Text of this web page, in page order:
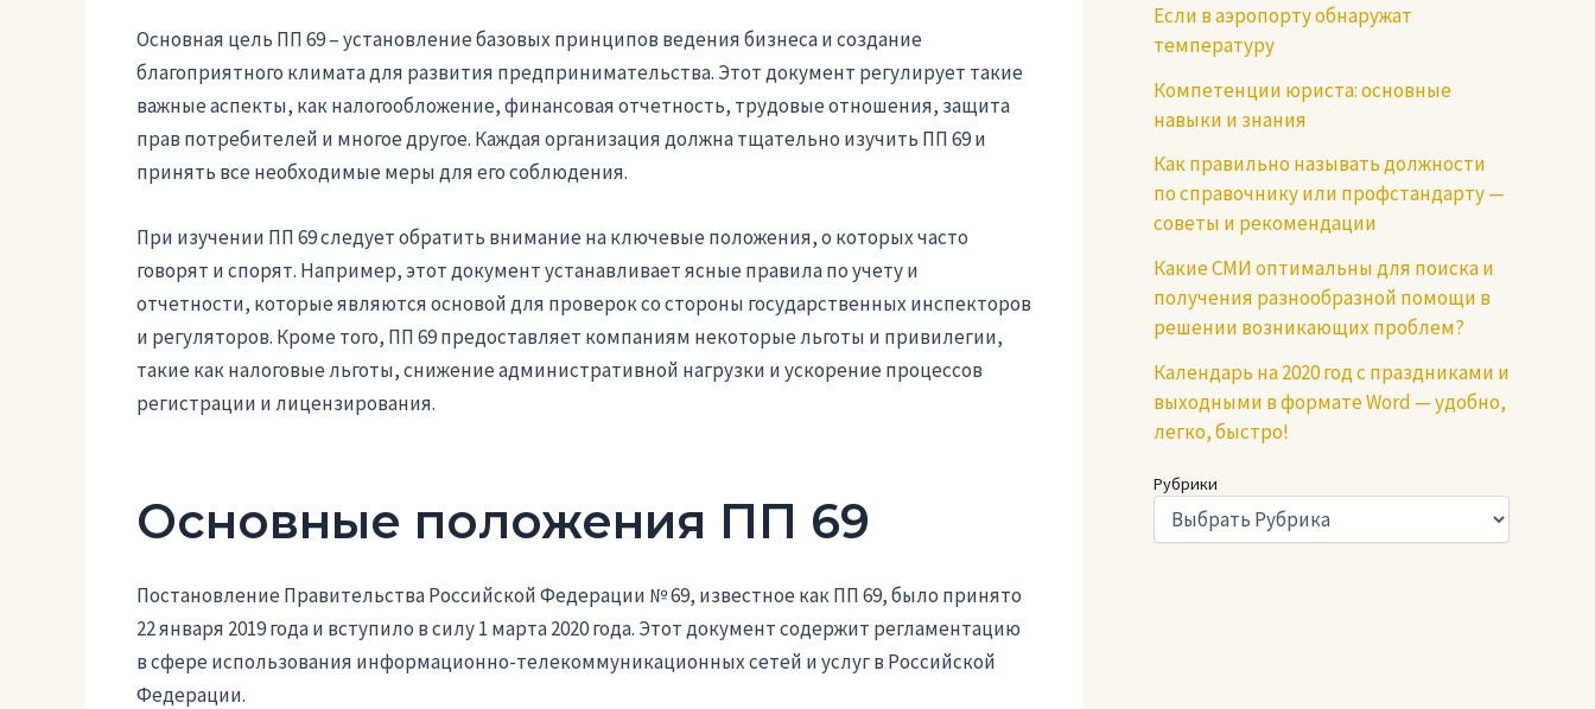
Основная цель ПП 69 – установление базовых принципов ведения бизнеса и создание
благоприятного климата для развития предпринимательства. Этот документ регулирует такие
важные аспекты, как налогообложение, финансовая отчетность, трудовые отношения, защита
прав потребителей и многое другое. Каждая организация должна тщательно изучить ПП 69 и
принять все необходимые меры для его соблюдения.
При изучении ПП 69 следует обратить внимание на ключевые положения, о которых часто
говорят и спорят. Например, этот документ устанавливает ясные правила по учету и
отчетности, которые являются основой для проверок со стороны государственных инспекторов
и регуляторов. Кроме того, ПП 69 предоставляет компаниям некоторые льготы и привилегии,
такие как налоговые льготы, снижение административной нагрузки и ускорение процессов
регистрации и лицензирования.
Основные положения ПП 69
Постановление Правительства Российской Федерации № 69, известное как ПП 69, было принято
22 января 2019 года и вступило в силу 1 марта 2020 года. Этот документ содержит регламентацию
в сфере использования информационно-телекоммуникационных сетей и услуг в Российской
Федерации.
Если в аэропорту обнаружат
температуру
Компетенции юриста: основные
навыки и знания
Как правильно называть должности
по справочнику или профстандарту —
советы и рекомендации
Какие СМИ оптимальны для поиска и
получения разнообразной помощи в
решении возникающих проблем?
Календарь на 2020 год с праздниками и
выходными в формате Word — удобно,
легко, быстро!
Рубрики